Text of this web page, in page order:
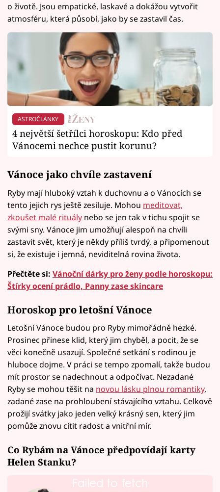
o životě. Jsou empatické, laskavé a dokážou vytvořit
atmosféru, která působí, jako by se zastavil čas.
ASTROČLÁNKY
4 největší šetřílci horoskopu: Kdo před
Vánocemi nechce pustit korunu?
Vánoce jako chvíle zastavení
Ryby mají hluboký vztah k duchovnu a o Vánocích se
tento jejich rys ještě zesiluje. Mohou meditovat,
zkoušet malé rituály nebo se jen tak v tichu spojit se
svými sny. Vánoce jim umožňují alespoň na chvíli
zastavit svět, který je někdy příliš tvrdý, a připomenout
si, že existuje i jemná, neviditelná rovina života.
Přečtěte si: Vánoční dárky pro ženy podle horoskopu:
Štírky ocení prádlo, Panny zase skincare
Horoskop pro letošní Vánoce
Letošní Vánoce budou pro Ryby mimořádně hezké.
Prosinec přinese klid, který jim chyběl, a pocit, že se
věci konečně usazují. Společné setkání s rodinou je
hluboce dojme. V práci se tempo zpomalí, takže budou
mít prostor se nadechnout a odpočívat. Nezadané
Ryby se mohou těšit na novou lásku plnou romantiky,
zadané zase na prohloubení stávajícího vztahu. Celkově
prožijí svátky jako jeden velký krásný sen, který jim
pomůže znovu cítit radost a vnitřní mír.
Co Rybám na Vánoce předpovídají karty
Helen Stanku?
Failed to fetch